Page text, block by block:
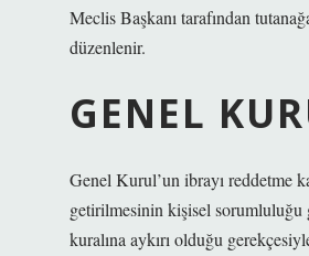
Meclis Başkanı tarafından
düzenlenir.
GENEL
Genel Kurul’un ibrayı reddetme
getirilmesinin kişisel sorumluluğu
kuralına aykırı olduğu